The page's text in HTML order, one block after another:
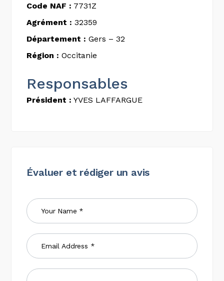
Code NAF : 7731Z
Agrément : 32359
Département : Gers – 32
Région : Occitanie
Responsables
Président : YVES LAFFARGUE
Évaluer et rédiger un avis